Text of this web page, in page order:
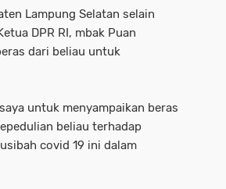
Lampung Selatan selain
DPR RI, mbak Puan
dari beliau untuk
untuk menyampaikan beras
beliau terhadap
covid 19 ini dalam